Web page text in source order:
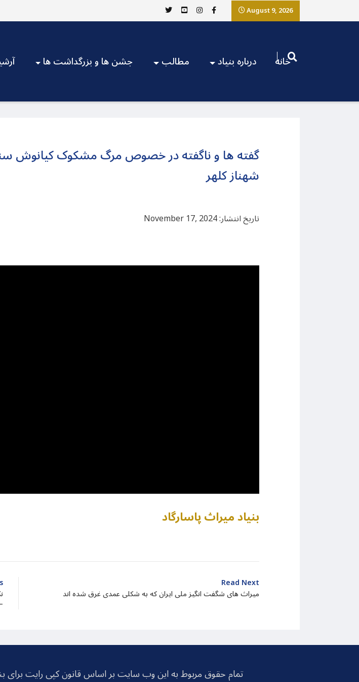
August 9, 2026
جشن ها و بزرگداشت ها مطالب درباره بنیاد خانه
گفته ها و ناگفته در خصوص مرگ مشکوک کیانوش
شهناز کلهر
تاریخ انتشار: November 17, 2024
بنیاد میراث پاسارگاد
Read Next
میراث های شگفت انگیز ملی ایران که به شکلی عمدی غرق شده اند
تمام حقوق مربوط به این وب سایت بر اساس قانون کپی رایت برای